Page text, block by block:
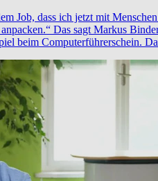
Job, dass ich jetzt mit
Das sagt Markus
beim Computerführerschein.